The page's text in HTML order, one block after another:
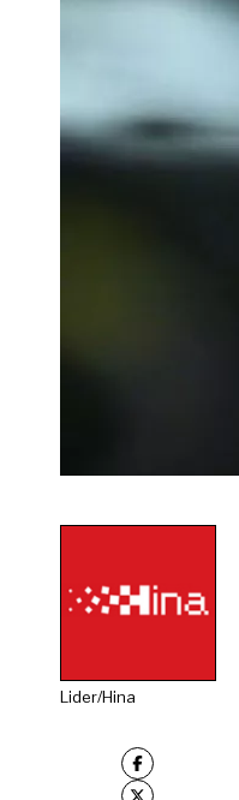
Lider/Hina